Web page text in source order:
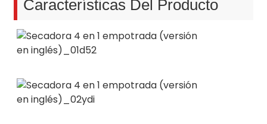
Características Del Producto